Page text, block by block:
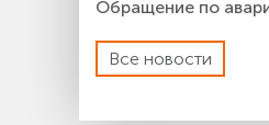
Обращение по
Все новости